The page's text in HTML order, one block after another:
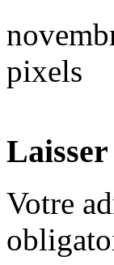
pixels
Laisser
Votre